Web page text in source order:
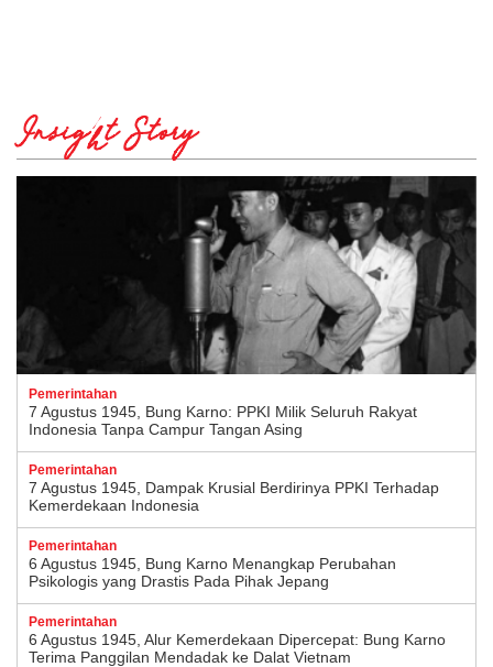
Insight Story
Pemerintahan
7 Agustus 1945, Bung Karno: PPKI Milik Seluruh Rakyat
Indonesia Tanpa Campur Tangan Asing
Pemerintahan
7 Agustus 1945, Dampak Krusial Berdirinya PPKI Terhadap
Kemerdekaan Indonesia
Pemerintahan
6 Agustus 1945, Bung Karno Menangkap Perubahan
Psikologis yang Drastis Pada Pihak Jepang
Pemerintahan
6 Agustus 1945, Alur Kemerdekaan Dipercepat: Bung Karno
Terima Panggilan Mendadak ke Dalat Vietnam